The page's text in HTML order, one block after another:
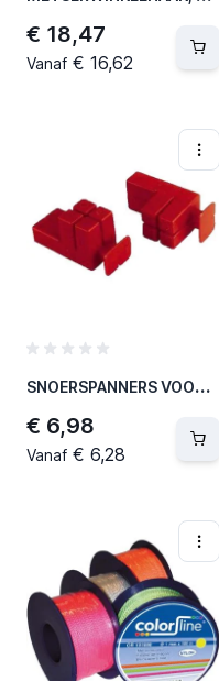
€ 18,47
Vanaf € 16,62
S
NOERSPANNERS VOOR BAKSTENEN, ROOD PER PAAR (100 PER OVERDOOS)
€ 6,98
Vanaf € 6,28